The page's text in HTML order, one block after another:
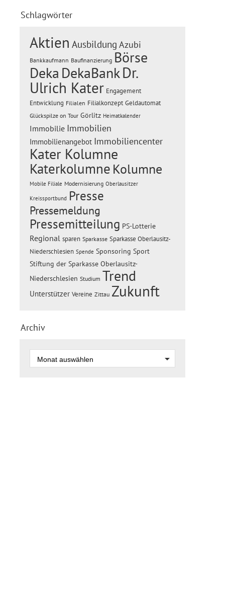
Schlagwörter
Aktien Ausbildung Azubi
Bankkaufmann Baufinanzierung Börse
Deka DekaBankDr.
Ulrich Kater Engagement
Entwicklung Filialen Filialkonzept Geldautomat
Glückspilze on Tour Görlitz Heimatkalender
Immobilie Immobilien
Immobilienangebot Immobiliencenter
Kater Kolumne
Katerkolumne Kolumne
Mobile Filiale Modernisierung Oberlausitzer
Kreissportbund Presse
Pressemeldung
Pressemitteilung PS-Lotterie
Regional sparen Sparkasse Sparkasse Oberlausitz-
Niederschlesien Spende Sponsoring Sport
Stiftung der Sparkasse Oberlausitz-
Niederschlesien Studium Trend
Unterstützer Vereine Zittau Zukunft
Archiv